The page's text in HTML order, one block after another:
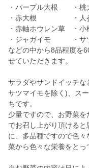
・パープル大根 ・桃
・赤大根 ・人
・赤軸ホウレン草 ・小
・ジャガイモ ・サ
などの中から8品程度を
せていただきます。
サラダやサンドイッチ
サツマイモを除く)、ス
ちです。
少量ですので、お野菜
でお召し上がり頂ける
に、多品種ですので色
菜から色々な栄養をとっ